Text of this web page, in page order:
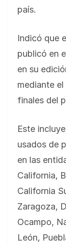
país.
Indicó que
publicó en
en su
mediante
finales del
Este
usados de
en las
California,
California
Zaragoza,
Ocampo,
León,